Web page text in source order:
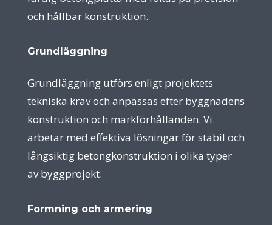
och hållbar konstruktion.
Grundläggning
Grundläggning utförs enligt projektets
tekniska krav och anpassas efter byggnadens
konstruktion och markförhållanden. Vi
arbetar med effektiva lösningar för stabil och
långsiktig betongkonstruktion i olika typer
av byggprojekt.
Formning och armering